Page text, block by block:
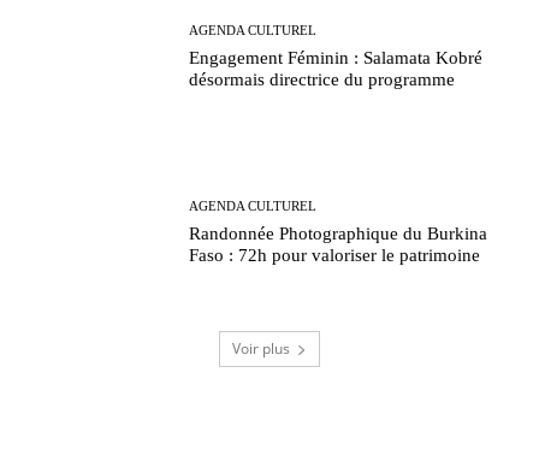
AGENDA CULTUREL
Engagement Féminin : Salamata Kobré
désormais directrice du programme
AGENDA CULTUREL
Randonnée Photographique du Burkina
Faso : 72h pour valoriser le patrimoine
Voir plus